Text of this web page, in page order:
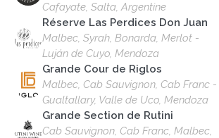
Cafayate, Salta, Argentine
Réserve Las Perdices Don Juan
Malbec, Syrah, Bonarda, Merlot -
Luján de Cuyo, Mendoza
Grande Cour de Riglos
Malbec, Cab Sauvignon, Cab Franc -
Gualtallary, Valle de Uco, Mendoza
Grande Section de Rutini
Cab Sauvignon, Cab Franc, Malbec,